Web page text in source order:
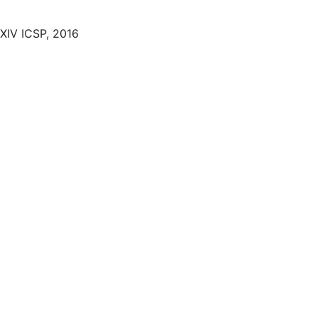
XIV ICSP, 2016